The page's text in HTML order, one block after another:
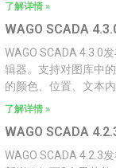
了解详情 »
WAGO SCADA
WAGO SCADA 4.3.0
辑器。支持对图库中
的颜色、位置、文本
了解详情 »
WAGO SCADA
WAGO SCADA 4.2.3